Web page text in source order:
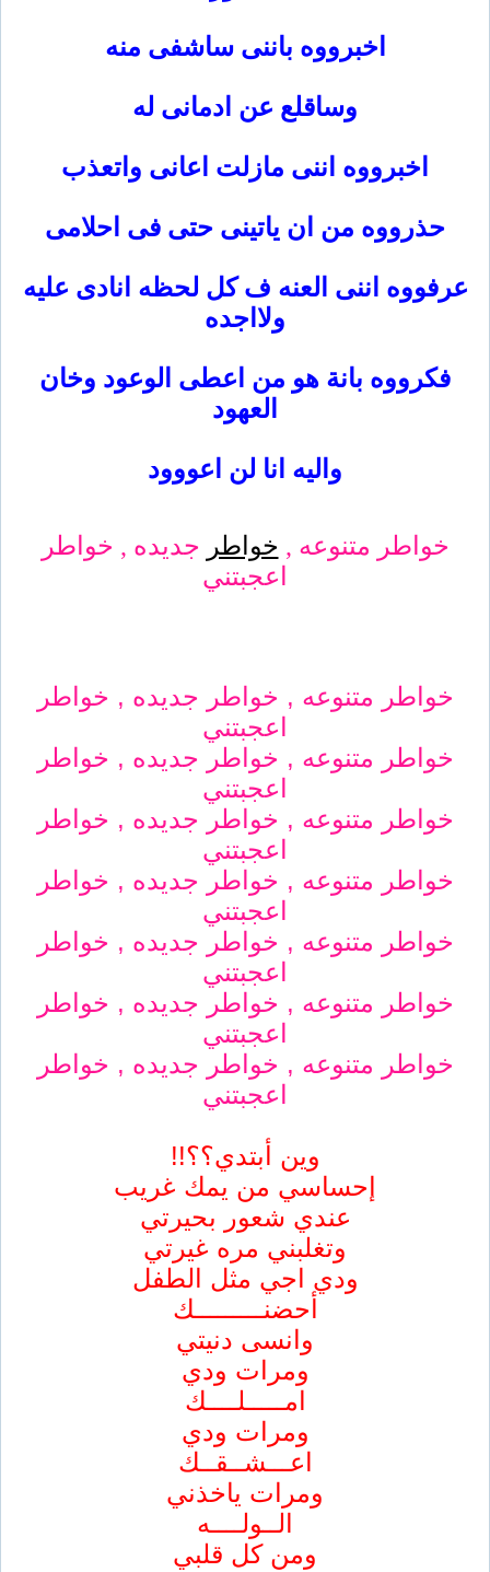
اخبرووه باننى ساشفى منه
وساقلع عن ادمانى له
اخبرووه اننى مازلت اعانى واتعذب
حذرووه من ان ياتينى حتى فى احلامى
عرفووه اننى العنه ف كل لحظه انادى عليه
ولااجده
فكرووه بانة هو من اعطى الوعود وخان
العهود
واليه انا لن اعووود
خواطر متنوعه , خواطر جديده , خواطر
اعجبتني
خواطر متنوعه , خواطر جديده , خواطر
اعجبتني
خواطر متنوعه , خواطر جديده , خواطر
اعجبتني
خواطر متنوعه , خواطر جديده , خواطر
اعجبتني
خواطر متنوعه , خواطر جديده , خواطر
اعجبتني
خواطر متنوعه , خواطر جديده , خواطر
اعجبتني
خواطر متنوعه , خواطر جديده , خواطر
اعجبتني
خواطر متنوعه , خواطر جديده , خواطر
اعجبتني
وين أبتدي؟؟!!
إحساسي من يمك غريب
عندي شعور بحيرتي
وتغلبني مره غيرتي
ودي اجي مثل الطفل
أحضنـــــــــك
وانسى دنيتي
ومرات ودي
امـــــلــــك
ومرات ودي
اعـــشــقــك
ومرات ياخذني
الــولــــه
ومن كل قلبي